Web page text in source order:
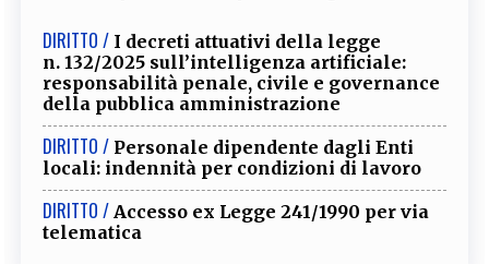
DIRITTO / I decreti attuativi della legge
n. 132/2025 sull’intelligenza artificiale:
responsabilità penale, civile e governance
della pubblica amministrazione
DIRITTO / Personale dipendente dagli Enti
locali: indennità per condizioni di lavoro
DIRITTO / Accesso ex Legge 241/1990 per via
telematica